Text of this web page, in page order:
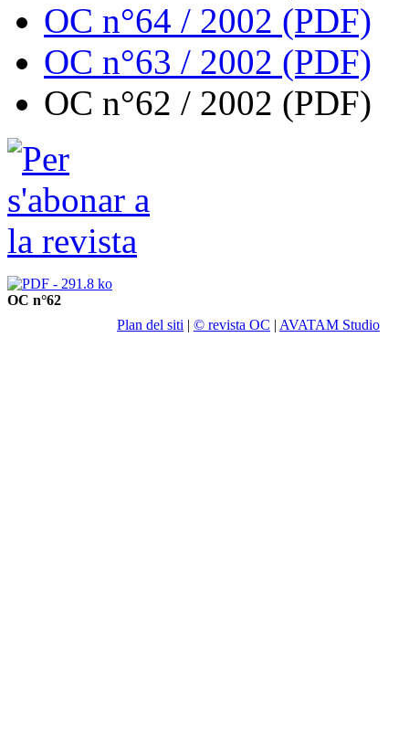
OC n°64 / 2002 (PDF)
OC n°63 / 2002 (PDF)
OC n°62 / 2002 (PDF)
OC n°62
Plan del siti | © revista OC | AVATAM Studio